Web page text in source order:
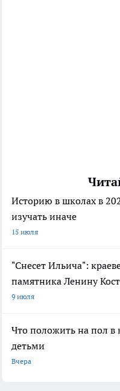
Историю в школах в
изучать иначе
15 июля
"Снесет Ильича":
памятника Ленину
9 июля
Что положить на пол в
детьми
Вчера